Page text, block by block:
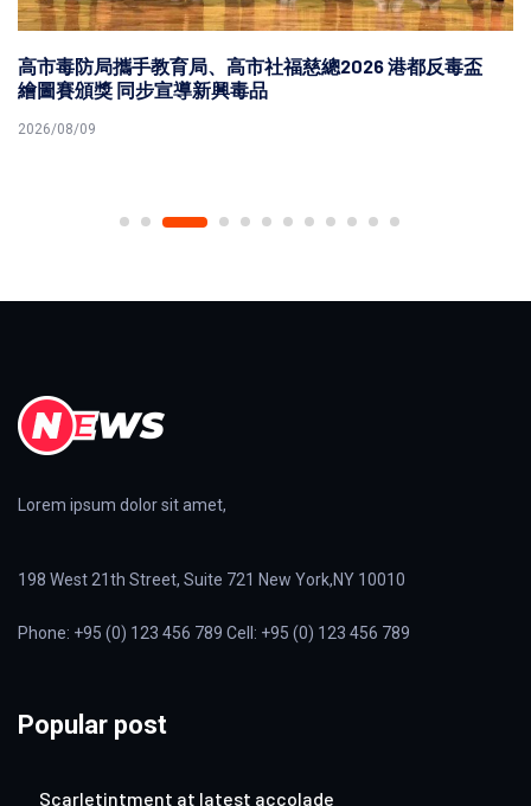
高市毒防局攜手教育局、高市社福慈總2026 港都反毒盃
繪圖賽頒獎 同步宣導新興毒品
2026/08/09
Lorem ipsum dolor sit amet,
198 West 21th Street, Suite 721 New York,NY 10010
Phone: +95 (0) 123 456 789 Cell: +95 (0) 123 456 789
Popular post
Scarletintment at latest accolade